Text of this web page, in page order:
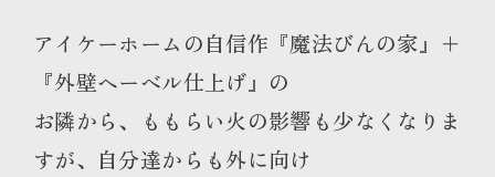
アイケーホームの自信作『魔法びんの家』＋
『外壁ヘーベル仕上げ』の
お隣から、ももらい火の影響も少なくなりま
すが、自分達からも外に向け